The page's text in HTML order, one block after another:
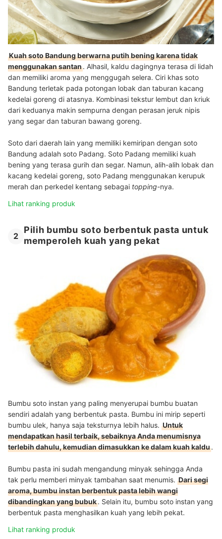
Kuah soto Bandung berwarna putih bening karena tidak
menggunakan santan. Alhasil, kaldu dagingnya terasa di lidah
dan memiliki aroma yang menggugah selera. Ciri khas soto
Bandung terletak pada potongan lobak dan taburan kacang
kedelai goreng di atasnya. Kombinasi tekstur lembut dan kriuk
dari keduanya makin sempurna dengan perasan jeruk nipis
yang segar dan taburan bawang goreng.
Soto dari daerah lain yang memiliki kemiripan dengan soto
Bandung adalah soto Padang. Soto Padang memiliki kuah
bening yang terasa gurih dan segar. Namun, alih-alih lobak dan
kacang kedelai goreng, soto Padang menggunakan kerupuk
merah dan perkedel kentang sebagai topping-nya.
Lihat ranking produk
2
Pilih bumbu soto berbentuk pasta untuk
memperoleh kuah yang pekat
Bumbu soto instan yang paling menyerupai bumbu buatan
sendiri adalah yang berbentuk pasta. Bumbu ini mirip seperti
bumbu ulek, hanya saja teksturnya lebih halus. Untuk
mendapatkan hasil terbaik, sebaiknya Anda menumisnya
terlebih dahulu, kemudian dimasukkan ke dalam kuah kaldu.
Bumbu pasta ini sudah mengandung minyak sehingga Anda
tak perlu memberi minyak tambahan saat menumis. Dari segi
aroma, bumbu instan berbentuk pasta lebih wangi
dibandingkan yang bubuk. Selain itu, bumbu soto instan yang
berbentuk pasta menghasilkan kuah yang lebih pekat.
Lihat ranking produk